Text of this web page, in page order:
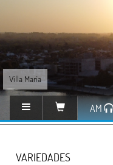
Villa María
AM
VARIEDADES